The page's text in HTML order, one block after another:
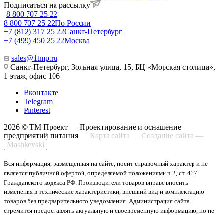
Подписаться на рассылку
8 800 707 25 22
8 800 707 25 22По России
+7 (812) 317 25 22Санкт-Петербург
+7 (499) 450 25 22Москва
sales@1tmp.ru
Санкт-Петербург, Зольная улица, 15, БЦ «Морская столица»,
1 этаж, офис 106
Вконтакте
Telegram
Pinterest
2026 © ТМ Проект — Проектирование и оснащение
предприятий питания
Карта сайта
Создание сайта —
Mashkevski
Вся информация, размещенная на сайте, носит справочный характер и не
является публичной офертой, определяемой положениями ч.2, ст. 437
Гражданского кодекса РФ. Производители товаров вправе вносить
изменения в технические характеристики, внешний вид и комплектацию
товаров без предварительного уведомления. Администрация сайта
стремится предоставлять актуальную и своевременную информацию, но не